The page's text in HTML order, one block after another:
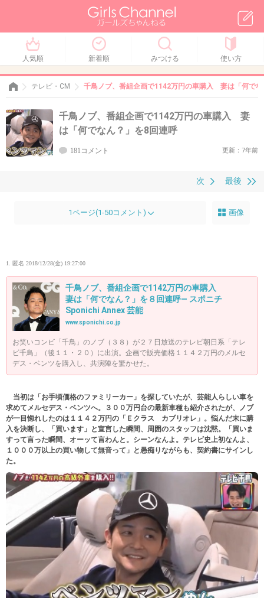
人気順 新着順 みつける 使い方
テレビ・CM 千鳥ノブ、番組企画で1142万円の車購入 妻は「何で
千鳥ノブ、番組企画で1142万円の車購入 妻
は「何でなん？」を8回連呼
181コメント 更新：7年前
最後
次
1ページ(1-50コメント) 画像
1. 匿名 2018/12/28(金) 19:27:00
千鳥ノブ、番組企画で1142万円の車購入
妻は「何でなん？」を８回連呼― スポニチ
Sponichi Annex 芸能
www.sponichi.co.jp
お笑いコンビ「千鳥」のノブ（３８）が２７日放送のテレビ朝日系「テレ
ビ千鳥」（後１１・２０）に出演。企画で販売価格１１４２万円のメルセ
デス・ベンツを購入し、共演陣を驚かせた。
当初は「お手頃価格のファミリーカー」を探していたが、芸能人らしい車を
求めてメルセデス・ベンツへ。３００万円台の最新車種も紹介されたが、ノブ
が一目惚れしたのは１１４２万円の「Ｅクラス カブリオレ」。悩んだ末に購
入を決断し、「買います」と宣言した瞬間、周囲のスタッフは沈黙。「買いま
すって言った瞬間、オーッて言わんと。シーンなんよ。テレビ史上初なんよ、
１０００万以上の買い物して無音って」と愚痴りながらも、契約書にサインし
た。